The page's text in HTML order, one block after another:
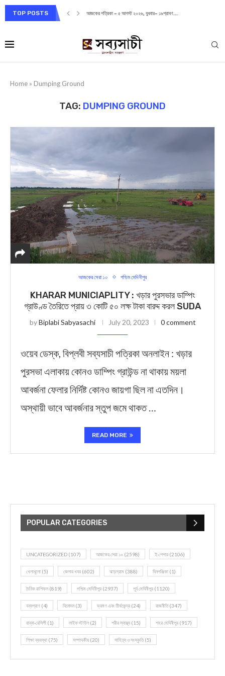
TOP POSTS আজকের পত্রিকা – ৫ আগস্ট ২০২৬, বুধবার– ১৯শ্রাবণ...
Home » Dumping Ground
TAG: DUMPING GROUND
আজকের সেরা ১০ পশ্চিম মেদিনীপুর
KHARAR MUNICIAPLITY : খড়ার পুরসভার ডাম্পিং
গ্রাউণ্ড তৈরিতে প্রায় ৩ কোটি ৫০ লক্ষ টাকা বারদ্দ করল SUDA
byBiplabi Sabyasachi July 20, 2023 0 comment
ওয়েব ডেস্ক, বিপ্লবী সব্যসাচী পত্রিকা অনলাইন : খড়ার
পুরসভা এলাকায় কোনও ডাম্পিং গ্রাউন্ড না থাকায় ময়লা
আবর্জনা ফেলার নির্দিষ্ট কোনও জায়গা ছিল না এতদিন।
অস্থায়ী ভাবে আবর্জনার স্তুপ জমে থাকত …
READ MORE
POPULAR CATEGORIES
UNCATEGORIZED (107) আজকের সেরা ১০ (2598) ই-পেপার (2106)
খেলাধূলো (5) জেলার খবর (602) ঝাড়গ্রাম (388) দিনপঞ্জিকা (1)
দৈনিক রাশিফল (819) পশ্চিম মেদিনীপুর (2937) পূর্ব মেদিনীপুর (1120)
বন্যপ্রাণ (4) বিনোদন(3) ভ্রমণ এবং তীর্থকেন্দ্র (24) রাজনীতি(347)
রান্না-রেসিপী (1) লাইফ স্টাইল (2) শরীর স্বাস্থ্য (15) শহর মেদিনীপুর (917)
শিক্ষা ব্যবস্থা (75) সম্পাদকীয় (20) সাহিত্য ও সংস্কৃতি(5)